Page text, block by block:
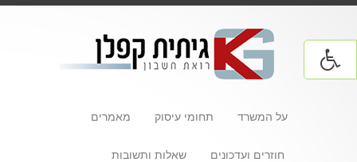
על המשרד תחומי עיסוק מאמרים
חוזרים ועדכונים שאלות ותשובות